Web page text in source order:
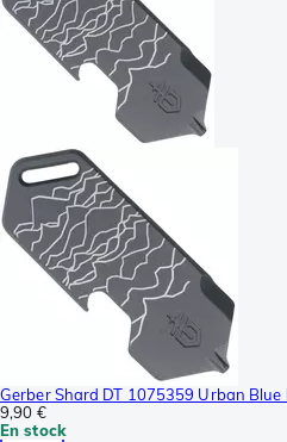
Gerber Shard DT 1075359 Urban
9,90 €
En stock